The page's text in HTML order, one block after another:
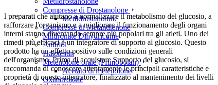
Compresse di Drostanolone
Metildrostanolone
Compresse di Metandienone
Mildronate Dihydricume
Andriol
Halotestin
Metenolone orale (Primobolan)
Acetato di metenolone
Oxandrolone
I preparati che aiutano a normalizzare il metabolismo del glucosio, a
rafforzare l'organismo e a migliorare il funzionamento degli organi
interni stanno diventando sempre più popolari tra gli atleti. Uno dei
rimedi più efficaci è un integratore di supporto al glucosio. Questo
prodotto ha un effetto positivo sulle condizioni generali
dell'organismo. Prima di acquistare Supporto del glucosio, si
raccomanda di conoscere attentamente le principali caratteristiche e
proprietà di questo integratore, finalizzato al mantenimento dei livelli